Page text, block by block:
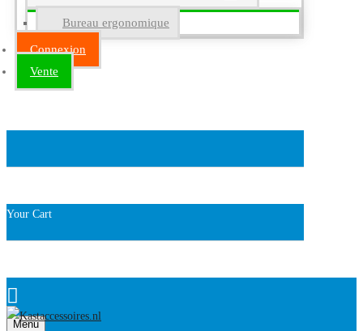
Bureau ergonomique
Connexion
Vente
Your Cart
Menu